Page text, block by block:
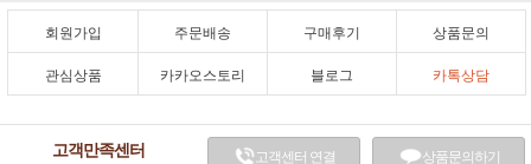
회원가입 주문배송 구매후기 상품문의
관심상품 카카오스토리 블로그 카톡상담
고객만족센터 고객센터 연결 상품문의하기